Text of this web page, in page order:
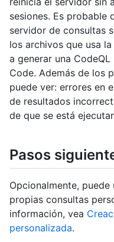
sesiones. Es probable
servidor de consultas
los archivos que usa
a generar una
Code. Además de los
puede ver: errores en
de resultados
de que se está
Pasos
Opcionalmente,
propias consultas
información, vea
personalizada.